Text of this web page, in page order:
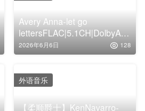
Avery Anna-let go
lettersFLAC|5.1CH|DolbyAtm
os|Auro-3D
2026年6月6日 128
【柔顺爵士】KenNavarro-
外语音乐